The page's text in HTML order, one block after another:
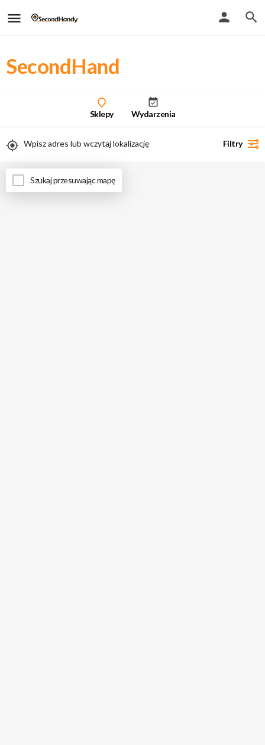
SecondHand
Sklepy Wydarzenia
Uwaga - przy włączeniu geolokalizacji zobaczysz tylko wyniki stacjonarne
Filtry
Szukaj przesuwając mapę